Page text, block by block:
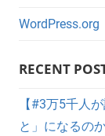
WordPress.org
RECENT
【#3万5千人
と」になるのか